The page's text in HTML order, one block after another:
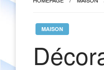
MAISON